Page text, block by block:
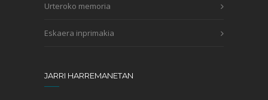
Urteroko memoria
Eskaera inprimakia
JARRI HARREMANETAN